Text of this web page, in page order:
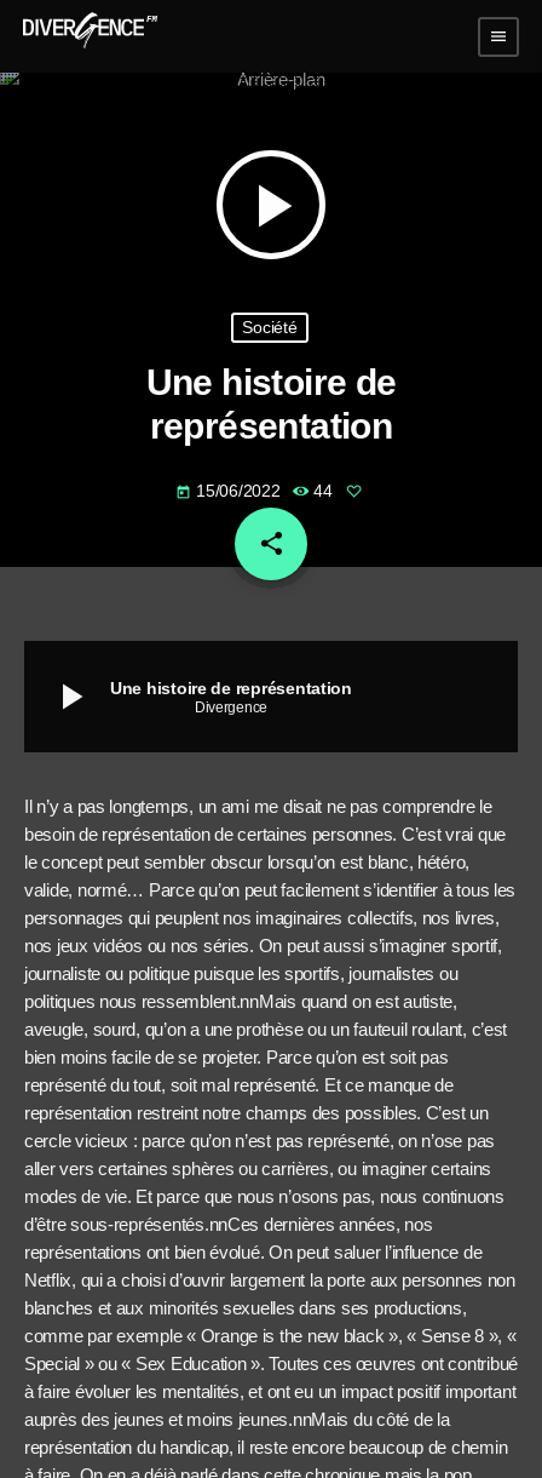
menu
play_arrow
Société
Une histoire de
représentation
today 15/06/2022 44
share
email
play_arrow Une histoire de représentation
Divergence
Il n’y a pas longtemps, un ami me disait ne pas comprendre le
besoin de représentation de certaines personnes. C’est vrai que
le concept peut sembler obscur lorsqu’on est blanc, hétéro,
valide, normé… Parce qu’on peut facilement s’identifier à tous les
personnages qui peuplent nos imaginaires collectifs, nos livres,
nos jeux vidéos ou nos séries. On peut aussi s’imaginer sportif,
journaliste ou politique puisque les sportifs, journalistes ou
politiques nous ressemblent.nnMais quand on est autiste,
aveugle, sourd, qu’on a une prothèse ou un fauteuil roulant, c’est
bien moins facile de se projeter. Parce qu’on est soit pas
représenté du tout, soit mal représenté. Et ce manque de
représentation restreint notre champs des possibles. C’est un
cercle vicieux : parce qu’on n’est pas représenté, on n’ose pas
aller vers certaines sphères ou carrières, ou imaginer certains
modes de vie. Et parce que nous n’osons pas, nous continuons
d’être sous-représentés.nnCes dernières années, nos
représentations ont bien évolué. On peut saluer l’influence de
Netflix, qui a choisi d’ouvrir largement la porte aux personnes non
blanches et aux minorités sexuelles dans ses productions,
comme par exemple « Orange is the new black », « Sense 8 », «
Special » ou « Sex Education ». Toutes ces œuvres ont contribué
à faire évoluer les mentalités, et ont eu un impact positif important
auprès des jeunes et moins jeunes.nnMais du côté de la
représentation du handicap, il reste encore beaucoup de chemin